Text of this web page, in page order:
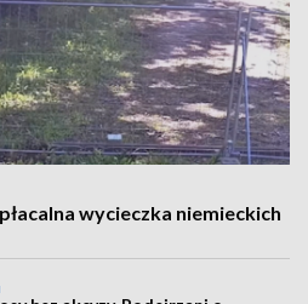
wycieczka niemieckich